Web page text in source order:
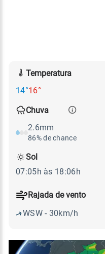
Temperatura
14°16°
Chuva
2.6mm
86% de chance
Rajada de vento
WSW - 30km/h
Sol
07:05h às 18:06h